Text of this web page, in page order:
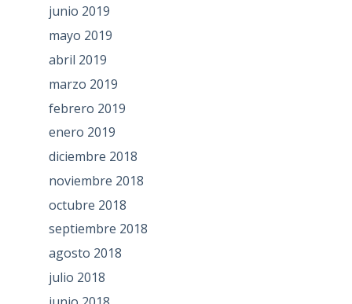
junio 2019
mayo 2019
abril 2019
marzo 2019
febrero 2019
enero 2019
diciembre 2018
noviembre 2018
octubre 2018
septiembre 2018
agosto 2018
julio 2018